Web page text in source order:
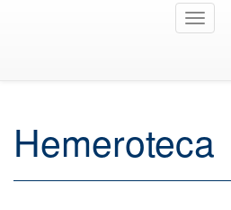
Toggle
Hemeroteca